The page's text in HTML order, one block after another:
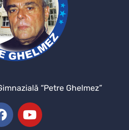
“Petre Ghelmez”